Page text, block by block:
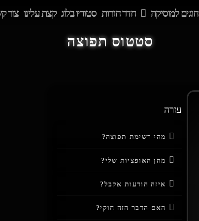
חוגים למוסיקה חדר חזרות סטודיו בלוג קצת עלינו צור
סטטוס תפוצה
עזרה
מהי רשימת תפוצה?
מהן האופציות שלי?
איזה הודעות אקבל?
האם הדבר הזה חוקי?